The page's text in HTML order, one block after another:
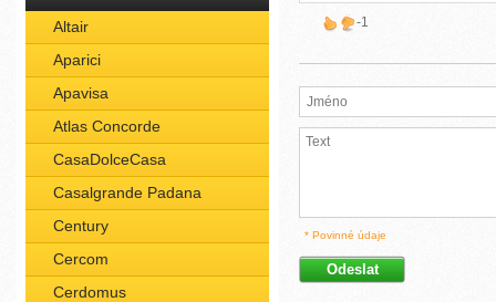
Altair
Aparici
Apavisa
Atlas Concorde
CasaDolceCasa
Casalgrande Padana
Century
Cercom
Cerdomus
-1
* Povinné údaje